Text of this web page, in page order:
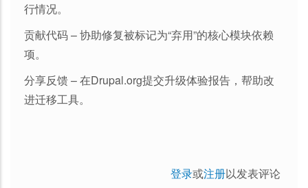
行情况。
贡献代码 – 协助修复被标记为“弃用”的核心模块依赖
项。
分享反馈 – 在Drupal.org提交升级体验报告，帮助改
进迁移工具。
登录或注册以发表评论